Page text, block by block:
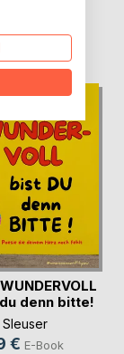
denn bitte!
€ E-Book